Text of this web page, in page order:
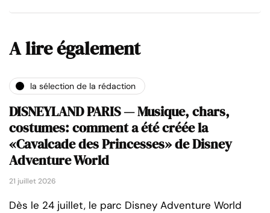
A lire également
la sélection de la rédaction
DISNEYLAND PARIS — Musique, chars,
costumes: comment a été créée la
«Cavalcade des Princesses» de Disney
Adventure World
21 juillet 2026
Dès le 24 juillet, le parc Disney Adventure World